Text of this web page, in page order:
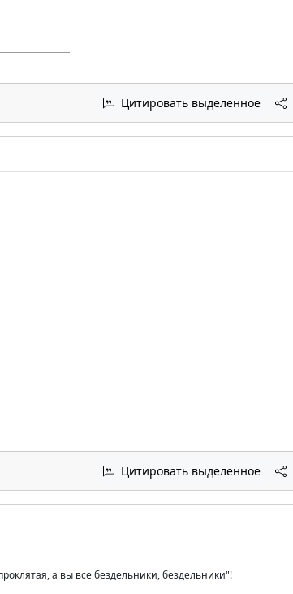
Цитировать выделенное
Цитировать выделенное
а вы все бездельники, бездельники"!